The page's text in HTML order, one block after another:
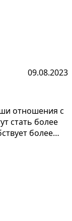
09.08.2023
отношения с
стать более
более